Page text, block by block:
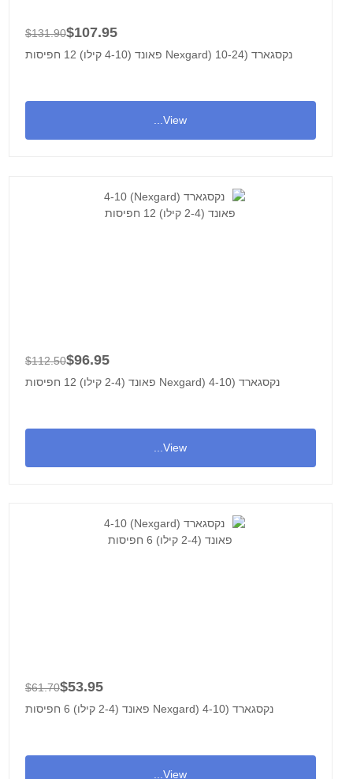
$107.95
$131.90
נקסגארד (Nexgard) 10-24 פאונד (4-10 קילו) 12 חפיסות
View...
$96.95
$112.50
נקסגארד (Nexgard) 4-10 פאונד (2-4 קילו) 12 חפיסות
View...
$53.95
$61.70
נקסגארד (Nexgard) 4-10 פאונד (2-4 קילו) 6 חפיסות
View...